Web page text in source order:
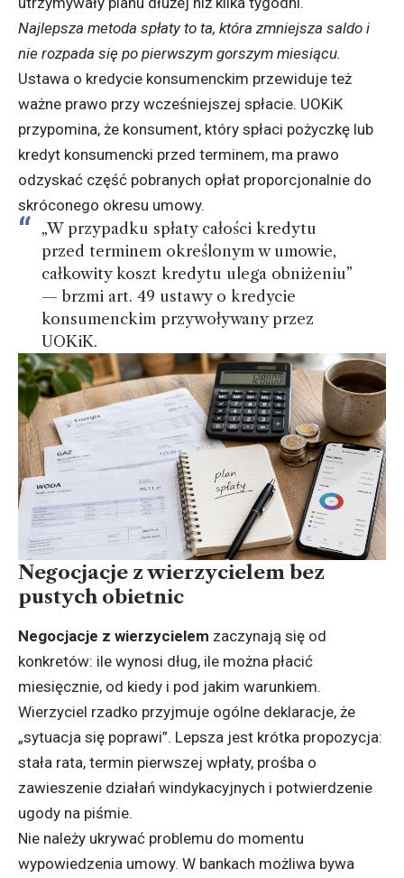
Najlepsza metoda spłaty to ta, która zmniejsza saldo i
nie rozpada się po pierwszym gorszym miesiącu.
Ustawa o kredycie konsumenckim przewiduje też
ważne prawo przy wcześniejszej spłacie. UOKiK
przypomina, że konsument, który spłaci pożyczkę lub
kredyt konsumencki przed terminem, ma prawo
odzyskać część pobranych opłat proporcjonalnie do
skróconego okresu umowy.
„W przypadku spłaty całości kredytu
przed terminem określonym w umowie,
całkowity koszt kredytu ulega obniżeniu”
— brzmi art. 49 ustawy o kredycie
konsumenckim przywoływany przez
UOKiK.
Negocjacje z wierzycielem bez
pustych obietnic
Negocjacje z wierzycielem zaczynają się od
konkretów: ile wynosi dług, ile można płacić
miesięcznie, od kiedy i pod jakim warunkiem.
Wierzyciel rzadko przyjmuje ogólne deklaracje, że
„sytuacja się poprawi”. Lepsza jest krótka propozycja:
stała rata, termin pierwszej wpłaty, prośba o
zawieszenie działań windykacyjnych i potwierdzenie
ugody na piśmie.
Nie należy ukrywać problemu do momentu
wypowiedzenia umowy. W bankach możliwa bywa